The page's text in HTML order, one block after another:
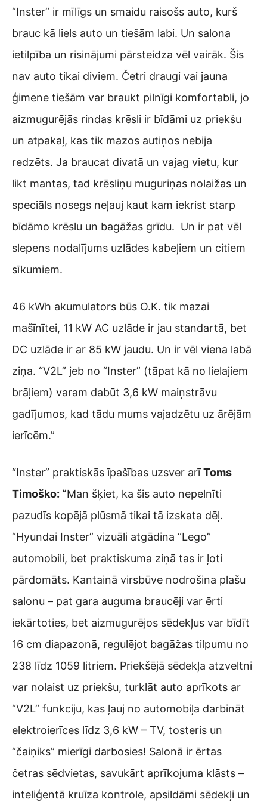
“Inster” ir mīlīgs un smaidu raisošs auto, kurš
brauc kā liels auto un tiešām labi. Un salona
ietilpība un risinājumi pārsteidza vēl vairāk. Šis
nav auto tikai diviem. Četri draugi vai jauna
ģimene tiešām var braukt pilnīgi komfortabli, jo
aizmugurējās rindas krēsli ir bīdāmi uz priekšu
un atpakaļ, kas tik mazos autiņos nebija
redzēts. Ja braucat divatā un vajag vietu, kur
likt mantas, tad krēsliņu muguriņas nolaižas un
speciāls nosegs neļauj kaut kam iekrist starp
bīdāmo krēslu un bagāžas grīdu. Un ir pat vēl
slepens nodalījums uzlādes kabeļiem un citiem
sīkumiem.
46 kWh akumulators būs O.K. tik mazai
mašīnītei, 11 kW AC uzlāde ir jau standartā, bet
DC uzlāde ir ar 85 kW jaudu. Un ir vēl viena labā
ziņa. “V2L” jeb no “Inster” (tāpat kā no lielajiem
brāļiem) varam dabūt 3,6 kW maiņstrāvu
gadījumos, kad tādu mums vajadzētu uz ārējām
ierīcēm.”
“Inster” praktiskās īpašības uzsver arīToms
Timoško: “Man šķiet, ka šis auto nepelnīti
pazudīs kopējā plūsmā tikai tā izskata dēļ.
“Hyundai Inster” vizuāli atgādina “Lego”
automobili, bet praktiskuma ziņā tas ir ļoti
pārdomāts. Kantainā virsbūve nodrošina plašu
salonu – pat gara auguma braucēji var ērti
iekārtoties, bet aizmugurējos sēdekļus var bīdīt
16 cm diapazonā, regulējot bagāžas tilpumu no
238 līdz 1059 litriem. Priekšējā sēdekļa atzveltni
var nolaist uz priekšu, turklāt auto aprīkots ar
“V2L” funkciju, kas ļauj no automobiļa darbināt
elektroierīces līdz 3,6 kW – TV, tosteris un
“čaiņiks” mierīgi darbosies! Salonā ir ērtas
četras sēdvietas, savukārt aprīkojuma klāsts –
inteliģentā kruīza kontrole, apsildāmi sēdekļi un